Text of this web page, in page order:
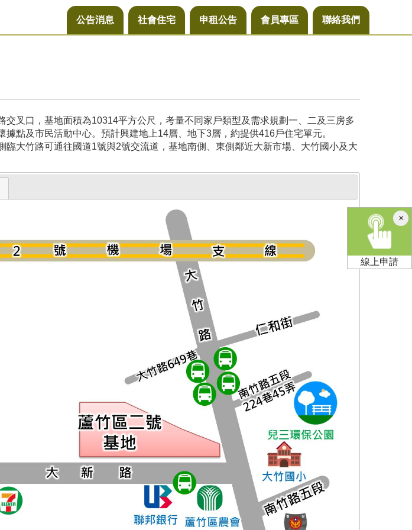
公告消息 社會住宅 申租公告 會員專區 聯絡我們
交叉口，基地面積為10314平方公尺，考量不同家戶類型及需求規劃一、二及三房多
點及市民活動中心。預計興建地上14層、地下3層，約提供416戶住宅單元。
臨大竹路可通往國道1號與2號交流道，基地南側、東側鄰近大新市場、大竹國小及大
×關
閉
線上申請